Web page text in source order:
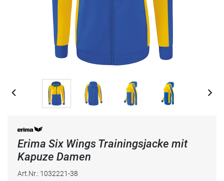
Erima Six Wings Trainingsjacke mit
Kapuze Damen
Art.Nr.: 1032221-38